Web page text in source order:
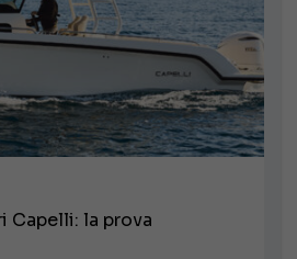
Capelli: la prova